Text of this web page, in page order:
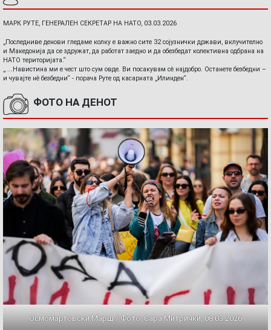
МАРК РУТЕ, ГЕНЕРАЛЕН СЕКРЕТАР НА НАТО, 03.03.2026
„Последниве денови гледаме колку е важно сите 32 сојузнички држави, вклучително
и Македонија да се здружат, да работат заедно и да обезбедат колективна одбрана на
НАТО територијата.“
„ ...Навистина ми е чест што сум овде. Ви посакувам сè најдобро. Останете безбедни –
и чувајте нè безбедни“ - порача Руте од касарната „Илинден“.
ФОТО НА ДЕНОТ
Осмомартовски Марш / Фото: Сара Митрички, 08.03.2026